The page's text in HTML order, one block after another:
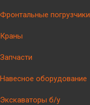
Фронтальные погрузчики
Краны
Запчасти
Навесное оборудование
Экскаваторы б/у